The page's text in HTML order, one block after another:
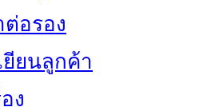
ต่อรอง
ยียนลูกค้า
ง